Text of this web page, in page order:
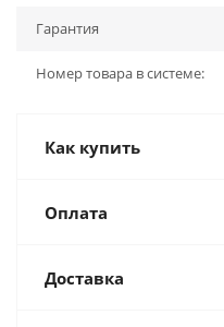
Гарантия
Номер товара в системе:
Как купить
Оплата
Доставка